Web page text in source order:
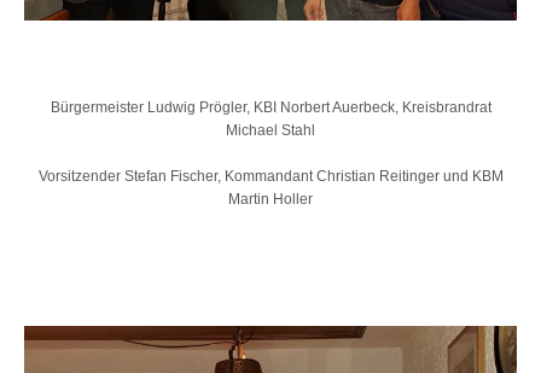
Bürgermeister Ludwig Prögler, KBI Norbert Auerbeck, Kreisbrandrat
Michael Stahl
Vorsitzender Stefan Fischer, Kommandant Christian Reitinger und KBM
Martin Holler